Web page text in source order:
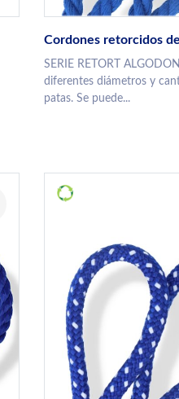
Cordones retorcidos
SERIE RETORT
diferentes diámetros y
patas. Se puede...